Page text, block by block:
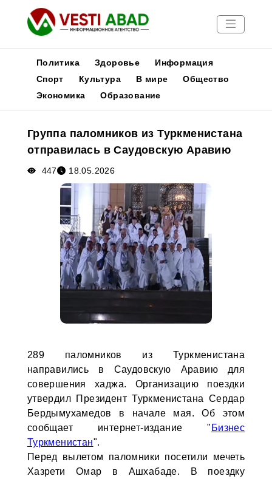
Новости
Медиа
Афиша
Политика Здоровье
Информация
Спорт
Культура В мире
Общество
Экономика
Образование
Группа паломников из Туркменистана
отправилась в Саудовскую Аравию
447 18.05.2026
289 паломников из Туркменистана
направились в Саудовскую Аравию для
совершения хаджа. Организацию поездки
утвердил Президент Туркменистана Сердар
Бердымухамедов в начале мая. Об этом
сообщает интернет-издание " Бизнес
Туркменистан".
Перед вылетом паломники посетили мечеть
Хазрети Омар в Ашхабаде. В поездку